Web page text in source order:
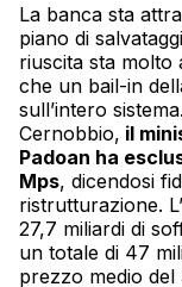
La banca sta
piano di
riuscita sta molto
che un bail-in
sull’intero
Cernobbio, il
Padoan ha
Mps, dicendosi
ristrutturazione.
27,7 miliardi di
un totale di 47
prezzo medio del